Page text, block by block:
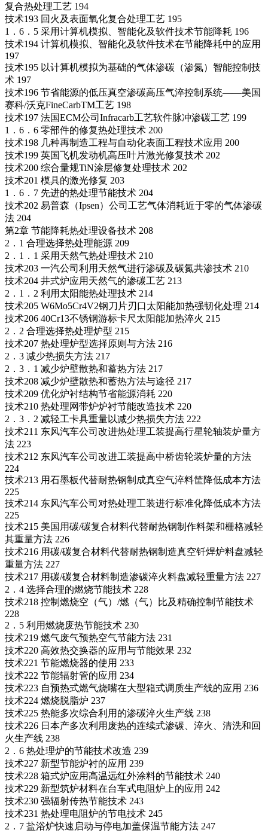
复合热处理工艺 194
技术193 回火及表面氧化复合处理工艺 195
1．6．5 采用计算机模拟、智能化及软件技术节能降耗 196
技术194 计算机模拟、智能化及软件技术在节能降耗中的应用
197
技术195 以计算机模拟为基础的气体渗碳（渗氮）智能控制技
术 197
技术196 节省能源的低压真空渗碳高压气淬控制系统――美国
赛科/沃克FineCarbTM工艺 198
技术197 法国ECM公司Infracarb工艺软件脉冲渗碳工艺 199
1．6．6 零部件的修复热处理技术 200
技术198 几种再制造工程与自动化表面工程技术应用 200
技术199 英国飞机发动机高压叶片激光修复技术 202
技术200 综合量规TiN涂层修复处理技术 202
技术201 模具的激光修复 203
1．6．7 先进的热处理节能技术 204
技术202 易普森（Ipsen）公司工艺气体消耗近于零的气体渗碳
法 204
第2章 节能降耗热处理设备技术 208
2．1 合理选择热处理能源 209
2．1．1 采用天然气热处理技术 210
技术203 一汽公司利用天然气进行渗碳及碳氮共渗技术 210
技术204 井式炉应用天然气的渗碳工艺 213
2．1．2 利用太阳能热处理技术 214
技术205 W6Mo5Cr4V2钢刀片刃口太阳能加热强韧化处理 214
技术206 40Cr13不锈钢游标卡尺太阳能加热淬火 215
2．2 合理选择热处理炉型 215
技术207 热处理炉型选择原则与方法 216
2．3 减少热损失方法 217
2．3．1 减少炉壁散热和蓄热方法 217
技术208 减少炉壁散热和蓄热方法与途径 217
技术209 优化炉衬结构节省能源消耗 220
技术210 热处理网带炉炉衬节能改造技术 220
2．3．2 减轻工卡具重量以减少热损失方法 222
技术211 东风汽车公司改进热处理工装提高行星轮轴装炉量方
法 223
技术212 东风汽车公司改进工装提高中桥齿轮装炉量的方法
224
技术213 用石墨板代替耐热钢制成真空气淬料筐降低成本方法
225
技术214 东风汽车公司对热处理工装进行标准化降低成本方法
225
技术215 美国用碳/碳复合材料代替耐热钢制作料架和栅格减轻
其重量方法 226
技术216 用碳/碳复合材料代替耐热钢制造真空钎焊炉料盘减轻
重量方法 227
技术217 用碳/碳复合材料制造渗碳淬火料盘减轻重量方法 227
2．4 选择合理的燃烧节能技术 228
技术218 控制燃烧空（气）/燃（气）比及精确控制节能技术
228
2．5 利用燃烧废热节能技术 230
技术219 燃气废气预热空气节能方法 231
技术220 高效热交换器的应用与节能效果 232
技术221 节能燃烧器的使用 233
技术222 节能辐射管的应用 234
技术223 自预热式燃气烧嘴在大型箱式调质生产线的应用 236
技术224 燃烧脱脂炉 237
技术225 热能多次综合利用的渗碳淬火生产线 238
技术226 日本产多次利用废热的连续式渗碳、淬火、清洗和回
火生产线 238
2．6 热处理炉的节能技术改造 239
技术227 新型节能炉衬的应用 239
技术228 箱式炉应用高温远红外涂料的节能技术 240
技术229 新型筑炉材料在台车式电阻炉上的应用 242
技术230 强辐射传热节能技术 243
技术231 热处理电阻炉的节电技术 245
2．7 盐浴炉快速启动与停电加盖保温节能方法 247